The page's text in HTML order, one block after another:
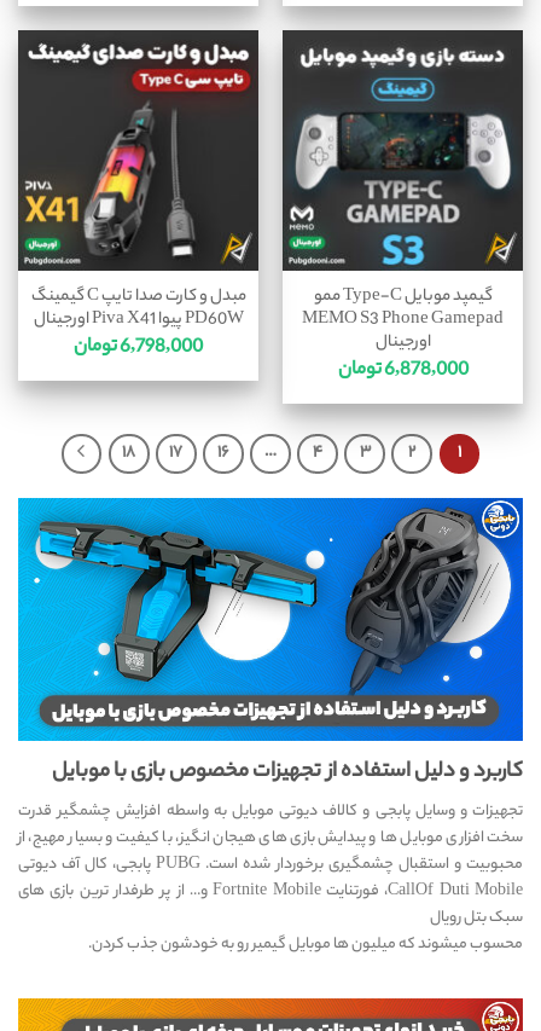
گیمپد موبایل Type-C ممو
MEMO S3 Phone Gamepad
اورجینال
6,878,000تومان
مبدل و کارت صدا تایپ C گیمینگ
PD60W پیوا Piva X41 اورجینال
6,798,000تومان
۱ ۲ ۳ ۴ … ۱۶ ۱۷ ۱۸
کاربرد و دلیل استفاده از تجهیزات مخصوص بازی با موبایل
تجهیزات و وسایل پابجی و کالاف دیوتی موبایل به واسطه افزایش چشمگیر قدرت
سخت افزاری موبایل ها و پیدایش بازی های هیجان انگیز، با کیفیت و بسیار مهیج، از
محبوبیت و استقبال چشمگیری برخوردار شده است. PUBG پابجی، کال آف دیوتی
CallOf Duti Mobile، فورتنایت Fortnite Mobile و… از پر طرفدار ترین بازی های
سبک بتل رویال
محسوب میشوند که میلیون ها موبایل گیمیر رو به خودشون جذب کردن.